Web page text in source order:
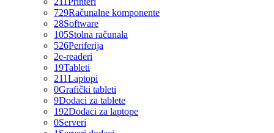
729Računalne komponente
28Software
105Stolna računala
526Periferija
2e-readeri
19Tableti
211Laptopi
0Grafički tableti
9Dodaci za tablete
192Dodaci za laptope
0Serveri